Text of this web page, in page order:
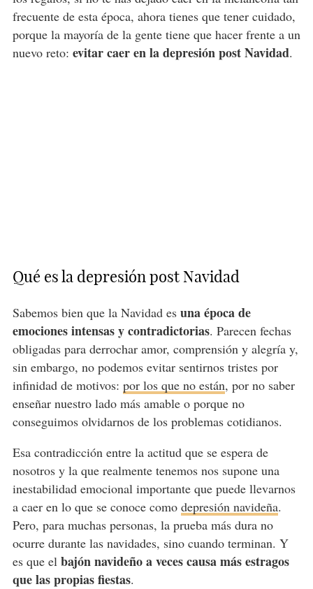
frecuente de esta época, ahora tienes que tener cuidado,
porque la mayoría de la gente tiene que hacer frente a un
nuevo reto: evitar caer en la depresión post Navidad.
Qué es la depresión post Navidad
Sabemos bien que la Navidad es una época de
emociones intensas y contradictorias. Parecen fechas
obligadas para derrochar amor, comprensión y alegría y,
sin embargo, no podemos evitar sentirnos tristes por
infinidad de motivos: por los que no están, por no saber
enseñar nuestro lado más amable o porque no
conseguimos olvidarnos de los problemas cotidianos.
Esa contradicción entre la actitud que se espera de
nosotros y la que realmente tenemos nos supone una
inestabilidad emocional importante que puede llevarnos
a caer en lo que se conoce como depresión navideña.
Pero, para muchas personas, la prueba más dura no
ocurre durante las navidades, sino cuando terminan. Y
es que el bajón navideñoa veces causa más estragos
que las propias fiestas.